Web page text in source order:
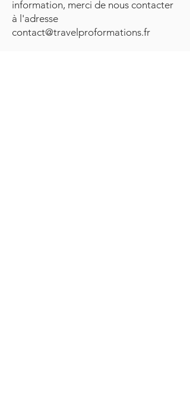
information, merci de nous contacter
à l'adresse
contact@travelproformations.fr